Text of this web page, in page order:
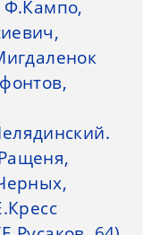
Ф.Кампо,